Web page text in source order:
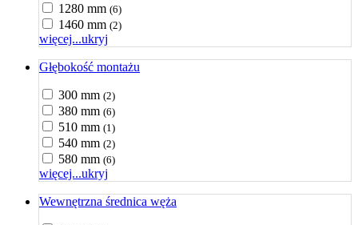
1280 mm (6)
1460 mm (2)
więcej...ukryj
Głębokość montażu
300 mm (2)
380 mm (6)
510 mm (1)
540 mm (2)
580 mm (6)
więcej...ukryj
Wewnętrzna średnica węża